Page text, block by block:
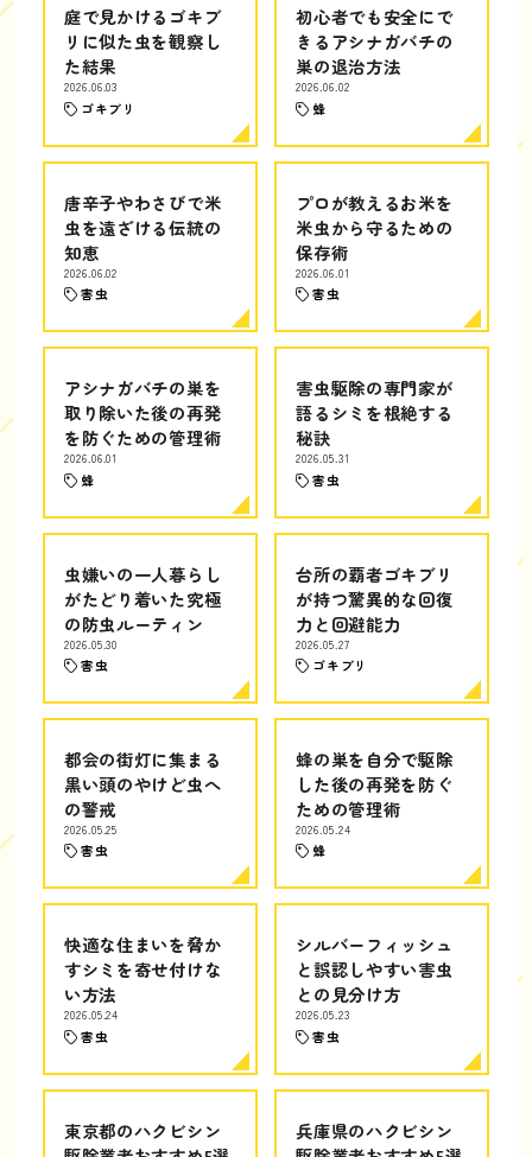
庭で見かけるゴキブ
リに似た虫を観察し
た結果
2026.06.03
ゴキブリ
初心者でも安全にで
きるアシナガバチの
巣の退治方法
2026.06.02
蜂
唐辛子やわさびで米
虫を遠ざける伝統の
知恵
2026.06.02
害虫
プロが教えるお米を
米虫から守るための
保存術
2026.06.01
害虫
アシナガバチの巣を
取り除いた後の再発
を防ぐための管理術
2026.06.01
蜂
害虫駆除の専門家が
語るシミを根絶する
秘訣
2026.05.31
害虫
虫嫌いの一人暮らし
がたどり着いた究極
の防虫ルーティン
2026.05.30
害虫
台所の覇者ゴキブリ
が持つ驚異的な回復
力と回避能力
2026.05.27
ゴキブリ
都会の街灯に集まる
黒い頭のやけど虫へ
の警戒
2026.05.25
害虫
蜂の巣を自分で駆除
した後の再発を防ぐ
ための管理術
2026.05.24
蜂
快適な住まいを脅か
すシミを寄せ付けな
い方法
2026.05.24
害虫
シルバーフィッシュ
と誤認しやすい害虫
との見分け方
2026.05.23
害虫
東京都のハクビシン
兵庫県のハクビシン